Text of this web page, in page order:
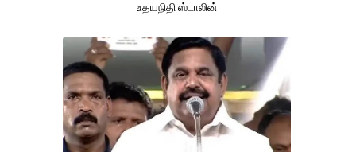
உதயநிதி ஸ்டாலின்